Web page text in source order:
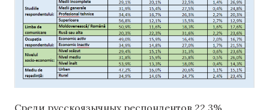
Среди русскоязычных респондентов 22,3%